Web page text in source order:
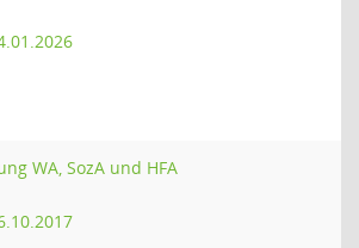
WA, SozA und HFA